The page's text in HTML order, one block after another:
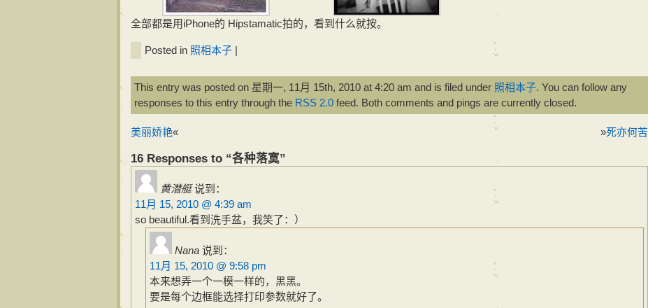
全部都是用iPhone的 Hipstamatic拍的，看到什么就按。
Posted in 照相本子 |
This entry was posted on 星期一, 11月 15th, 2010 at 4:20 am and is filed under 照相本子. You can follow any
responses to this entry through the RSS 2.0 feed. Both comments and pings are currently closed.
美丽娇艳« »死亦何苦
16 Responses to “各种落寞”
黄潜艇 说到：
11月 15, 2010 @ 4:39 am
so beautiful.看到洗手盆，我笑了：）
Nana 说到：
11月 15, 2010 @ 9:58 pm
本来想弄一个一模一样的，黑黑。
要是每个边框能选择打印参数就好了。